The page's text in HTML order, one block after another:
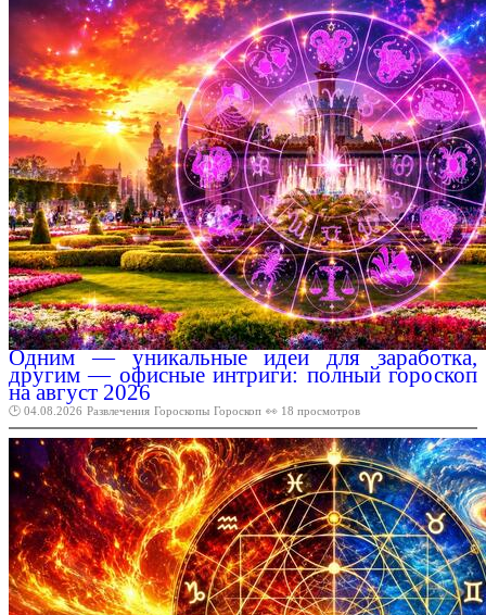
Одним — уникальные идеи для заработка,
другим — офисные интриги: полный гороскоп
на август 2026
🕑 04.08.2026 Развлечения Гороскопы Гороскоп 👀 18 просмотров